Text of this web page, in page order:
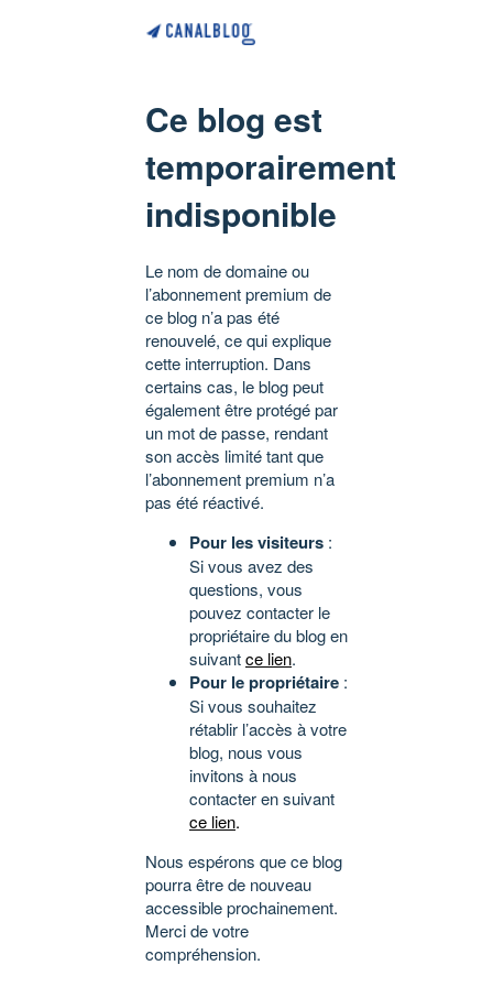
Ce blog est
temporairement
indisponible
Le nom de domaine ou
l’abonnement premium de
ce blog n’a pas été
renouvelé, ce qui explique
cette interruption. Dans
certains cas, le blog peut
également être protégé par
un mot de passe, rendant
son accès limité tant que
l’abonnement premium n’a
pas été réactivé.
Pour les visiteurs :
Si vous avez des
questions, vous
pouvez contacter le
propriétaire du blog en
suivantce lien.
Pour le propriétaire :
Si vous souhaitez
rétablir l’accès à votre
blog, nous vous
invitons à nous
contacter en suivant
ce lien.
Nous espérons que ce blog
pourra être de nouveau
accessible prochainement.
Merci de votre
compréhension.